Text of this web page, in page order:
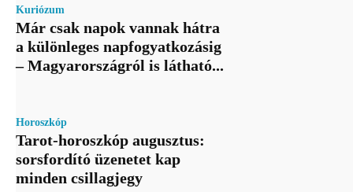
Kuriózum
Már csak napok vannak hátra
a különleges napfogyatkozásig
– Magyarországról is látható...
Horoszkóp
Tarot-horoszkóp augusztus:
sorsfordító üzenetet kap
minden csillagjegy